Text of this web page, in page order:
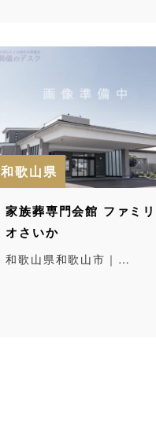
和歌山県
家族葬専門会館 ファミリ
オさいか
和歌山県和歌山市｜…